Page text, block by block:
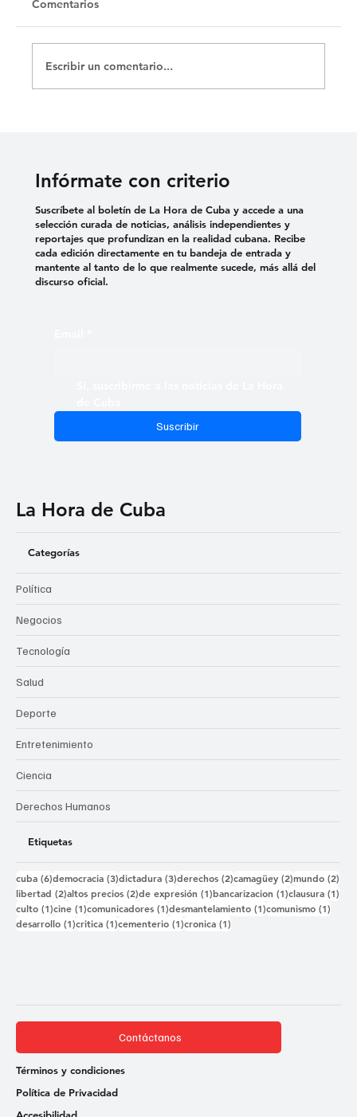
Untitled
Comentarios
Escribir un comentario...
Infórmate con criterio
Suscribir
Suscríbete al boletín de La Hora de Cuba y accede a una
selección curada de noticias, análisis independientes y
reportajes que profundizan en la realidad cubana. Recibe
cada edición directamente en tu bandeja de entrada y
mantente al tanto de lo que realmente sucede, más allá del
discurso oficial.
La Hora de Cuba
Categorías
Política
Negocios
Tecnología
Salud
Deporte
Entretenimiento
Ciencia
Derechos Humanos
Etiquetas
cuba (6)6 entradas
democracia (3)3 entradas
dictadura (3)3 entradas
derechos (2)2 entradas
camagüey (2)2 entradas
mundo (2)
libertad (2)2 entradas
altos precios (2)2 entradas
de expresión (1)1 entrada
bancarizacion (1)1 entrada
clausura (1)
culto (1)1 entrada
cine (1)1 entrada
comunicadores (1)1 entrada
desmantelamiento (1)1 entrada
comunismo (1)
desarrollo (1)1 entrada
critica (1)1 entrada
cementerio (1)1 entrada
cronica (1)
Contáctanos
Términos y condiciones
Política de Privacidad